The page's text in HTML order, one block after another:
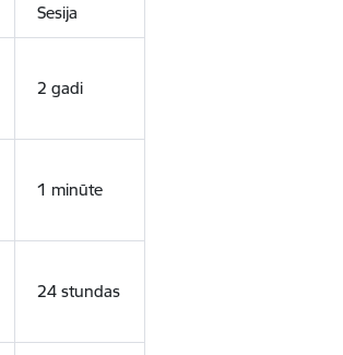
Sesija
2 gadi
1 minūte
24 stundas